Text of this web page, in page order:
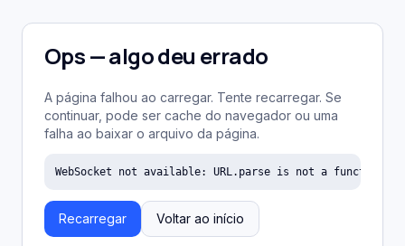
Ops — algo deu errado
A página falhou ao carregar. Tente recarregar. Se
continuar, pode ser cache do navegador ou uma
falha ao baixar o arquivo da página.
WebSocket not available: URL.parse is not a function
Recarregar Voltar ao início